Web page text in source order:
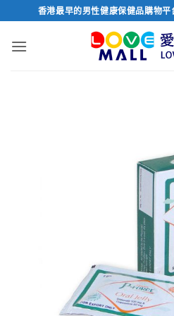
to
content
香港最早的男性健康保健品購物平